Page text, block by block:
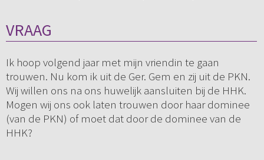
VRAAG
Ik hoop volgend jaar met mijn vriendin te gaan
trouwen. Nu kom ik uit de Ger. Gem en zij uit de PKN.
Wij willen ons na ons huwelijk aansluiten bij de HHK.
Mogen wij ons ook laten trouwen door haar dominee
(van de PKN) of moet dat door de dominee van de
HHK?